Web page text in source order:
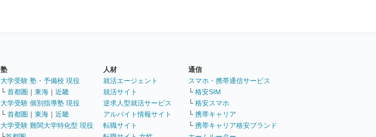
塾
大学受験 塾・予備校 現役
└ 首都圏 ｜ 東海 ｜ 近畿
大学受験 個別指導塾 現役
└ 首都圏 ｜ 東海 ｜ 近畿
大学受験 難関大学特化型 現役
人材
就活エージェント
就活サイト
逆求人型就活サービス
アルバイト情報サイト
転職サイト
通信
スマホ・携帯通信サービス
└ 格安SIM
└ 格安スマホ
└ 携帯キャリア
└ 携帯キャリア格安ブランド